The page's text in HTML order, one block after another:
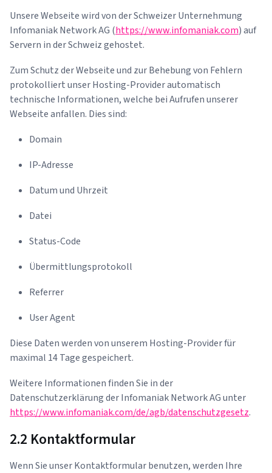
Unsere Webseite wird von der Schweizer Unternehmung
Infomaniak Network AG (https://www.infomaniak.com) auf
Servern in der Schweiz gehostet.
Zum Schutz der Webseite und zur Behebung von Fehlern
protokolliert unser Hosting-Provider automatisch
technische Informationen, welche bei Aufrufen unserer
Webseite anfallen. Dies sind:
Domain
IP-Adresse
Datum und Uhrzeit
Datei
Status-Code
Übermittlungsprotokoll
Referrer
User Agent
Diese Daten werden von unserem Hosting-Provider für
maximal 14 Tage gespeichert.
Weitere Informationen finden Sie in der
Datenschutzerklärung der Infomaniak Network AG unter
https://www.infomaniak.com/de/agb/datenschutzgesetz.
2.2 Kontaktformular
Wenn Sie unser Kontaktformular benutzen, werden Ihre